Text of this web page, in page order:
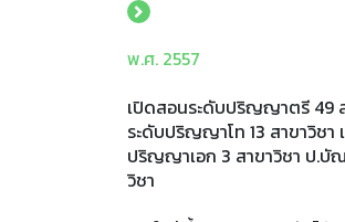
พ.ศ. 2557
เปิดสอนระดับปริญญาตรี 49
ระดับปริญญาโท 13 สาขาวิชา
ปริญญาเอก 3 สาขาวิชา ป.บั
วิชา